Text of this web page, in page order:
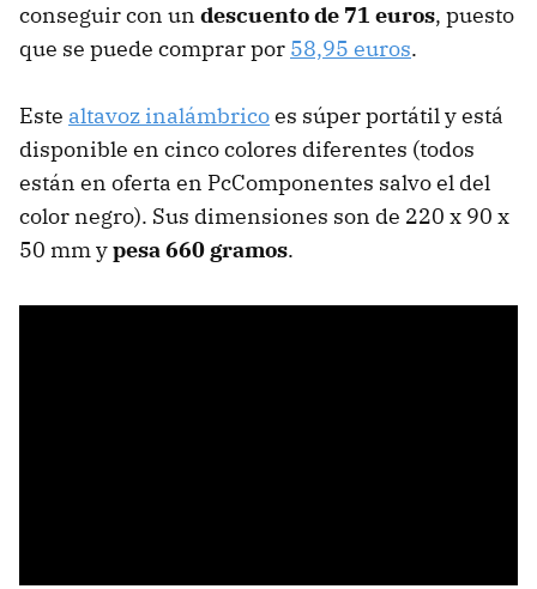
conseguir con un descuento de 71 euros, puesto
que se puede comprar por 58,95 euros.
Este altavoz inalámbricoes súper portátil y está
disponible en cinco colores diferentes (todos
están en oferta en PcComponentes salvo el del
color negro). Sus dimensiones son de 220 x 90 x
50 mm ypesa 660 gramos.